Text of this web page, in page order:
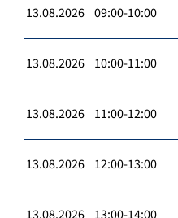
13.08.2026 09:00-10:00
13.08.2026 10:00-11:00
13.08.2026 11:00-12:00
13.08.2026 12:00-13:00